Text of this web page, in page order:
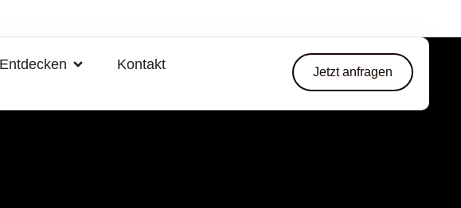
Entdecken Kontakt Jetzt anfragen